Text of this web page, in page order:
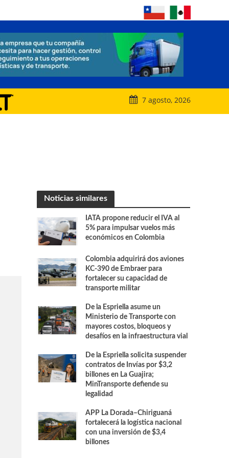
7 agosto, 2026
Noticias similares
IATA propone reducir el IVA al
5% para impulsar vuelos más
económicos en Colombia
Colombia adquirirá dos aviones
KC-390 de Embraer para
fortalecer su capacidad de
transporte militar
De la Espriella asume un
Ministerio de Transporte con
mayores costos, bloqueos y
desafíos en la infraestructura vial
De la Espriella solicita suspender
contratos de Invías por $3,2
billones en La Guajira;
MinTransporte defiende su
legalidad
APP La Dorada–Chiriguaná
fortalecerá la logística nacional
con una inversión de $3,4
billones